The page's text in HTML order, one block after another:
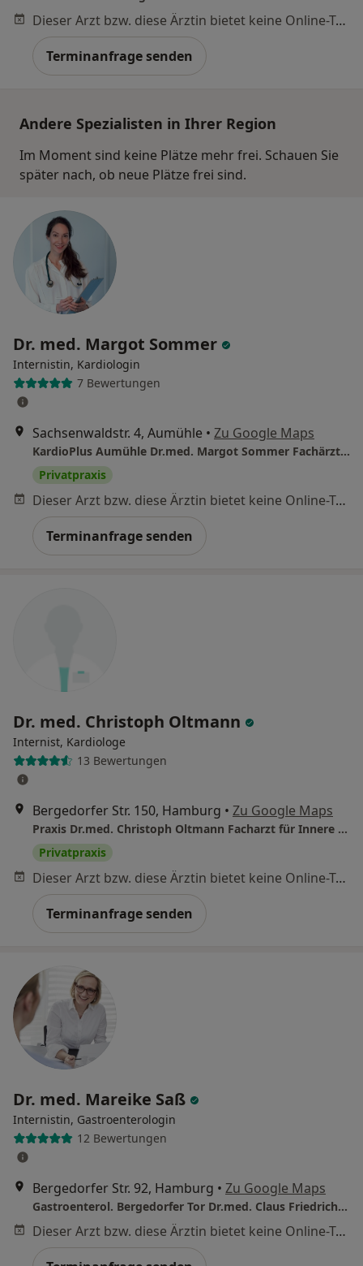
Dieser Arzt bzw. diese Ärztin bietet keine Online-Terminbuchung an diesem Standort an.
Terminanfrage senden
Andere Spezialisten in Ihrer Region
Im Moment sind keine Plätze mehr frei. Schauen Sie
später nach, ob neue Plätze frei sind.
Dr. med. Margot Sommer
Internistin, Kardiologin
7 Bewertungen
Sachsenwaldstr. 4, Aumühle • Zu Google Maps
KardioPlus Aumühle Dr.med. Margot Sommer Fachärztin für Innere Medizin und Kardiologie
Privatpraxis
Dieser Arzt bzw. diese Ärztin bietet keine Online-Terminbuchung an diesem Standort an.
Terminanfrage senden
Dr. med. Christoph Oltmann
Internist, Kardiologe
13 Bewertungen
Bergedorfer Str. 150, Hamburg • Zu Google Maps
Praxis Dr.med. Christoph Oltmann Facharzt für Innere Medizin und Kardiologie
Privatpraxis
Dieser Arzt bzw. diese Ärztin bietet keine Online-Terminbuchung an diesem Standort an.
Terminanfrage senden
Dr. med. Mareike Saß
Internistin, Gastroenterologin
12 Bewertungen
Bergedorfer Str. 92, Hamburg • Zu Google Maps
Gastroenterol. Bergedorfer Tor Dr.med. Claus Friedrich Zimmer Facharzt für Innere Medizin und Gastroenterologie
Dieser Arzt bzw. diese Ärztin bietet keine Online-Terminbuchung an diesem Standort an.